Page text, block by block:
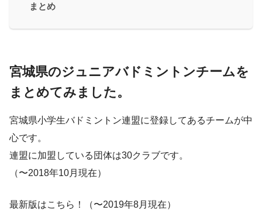
まとめ
宮城県のジュニアバドミントンチームを
まとめてみました。
宮城県小学生バドミントン連盟に登録してあるチームが中
心です。
連盟に加盟している団体は30クラブです。
（〜2018年10月現在）
最新版はこちら！（〜2019年8月現在）